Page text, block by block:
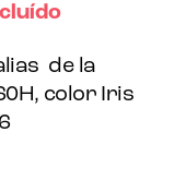
de la
color Iris